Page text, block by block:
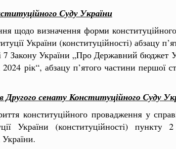
Суду України
щодо визначення форми
України (конституційності) абзацу
7 Закону України „Про Державний бюджет
рік“, абзацу п’ятого частини
Другого сенату Конституційного Суду
конституційного провадження у
України (конституційності)
України.